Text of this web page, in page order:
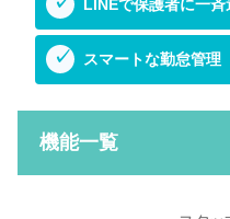
LINEで保護者に一
スマートな勤怠管理
機能一覧